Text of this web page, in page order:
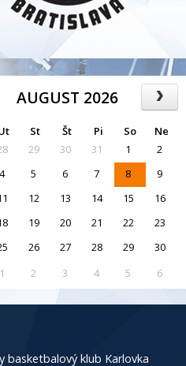
AUGUST 2026
St Št Pi So
Ne
29 30 31 1
2
4 5 6 7 8
9
12 13 14 15
16
19 20 21 22
23
26 27 28 29
30
1 2 3 4 5 6
basketbalový klub Karlovka